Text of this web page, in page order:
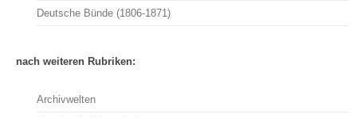
Deutsche Bünde (1806-1871)
nach weiteren Rubriken:
Archivwelten